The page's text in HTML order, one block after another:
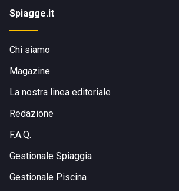
Spiagge.it
Chi siamo
Magazine
La nostra linea editoriale
Redazione
F.A.Q.
Gestionale Spiaggia
Gestionale Piscina